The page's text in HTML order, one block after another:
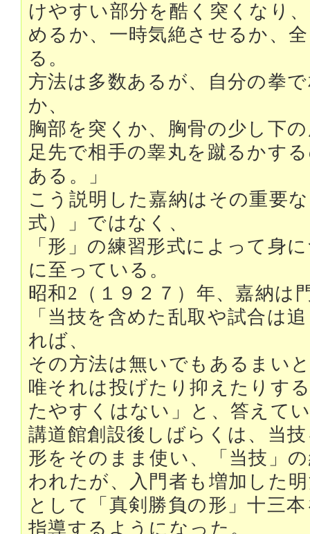
けやすい部分を酷く突くなり
めるか、一時気絶させるか、
る。
方法は多数あるが、自分の拳
か、
胸部を突くか、胸骨の少し下
足先で相手の睾丸を蹴るかす
ある。」
こう説明した嘉納はその重要
式）」ではなく、
「形」の練習形式によって身
に至っている。
昭和2（１９２７）年、嘉納は
「当技を含めた乱取や試合は
れば、
その方法は無いでもあるまい
唯それは投げたり抑えたりす
たやすくはない」と、答えて
講道館創設後しばらくは、当
形をそのまま使い、「当技」
われたが、入門者も増加した
として「真剣勝負の形」十三
指導するようになった。